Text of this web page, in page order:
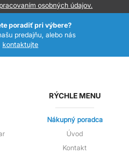
osobných údajov.
poradiť pri výbere?
predajňu, alebo nás
kontaktujte
RÝCHLE MENU
Nákupný poradca
Úvod
Kontakt